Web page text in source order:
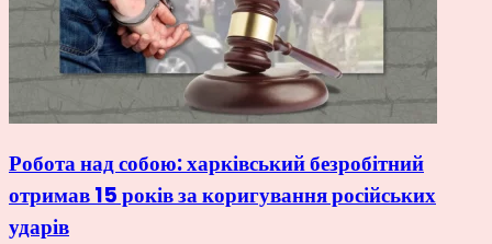
Робота над собою: харківський безробітний
отримав 15 років за коригування російських
ударів